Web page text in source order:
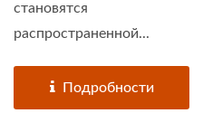
становятся
распространенной...
Подробности